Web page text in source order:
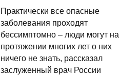
Практически все опасные
заболевания проходят
бессимптомно – люди могут на
протяжении многих лет о них
ничего не знать, рассказал
заслуженный врач России